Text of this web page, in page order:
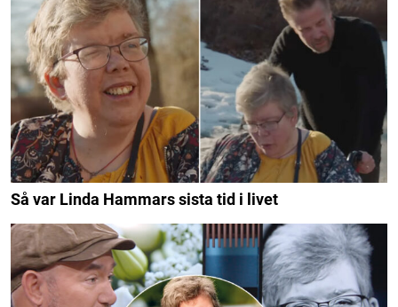
Så var Linda Hammars sista tid i livet